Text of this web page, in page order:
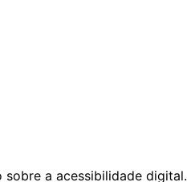
a acessibilidade digital.